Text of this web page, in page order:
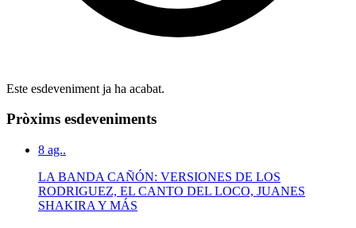
Este esdeveniment ja ha acabat.
Pròxims esdeveniments
8 ag..
LA BANDA CAÑÓN: VERSIONES DE LOS
RODRIGUEZ, EL CANTO DEL LOCO, JUANES
SHAKIRA Y MÁS